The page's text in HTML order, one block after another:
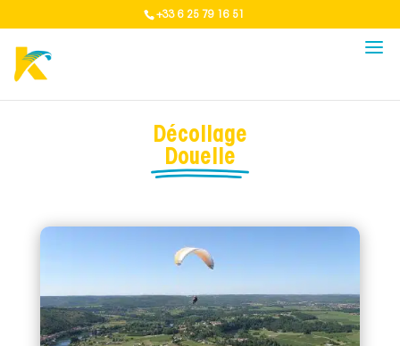
+33 6 25 79 16 51
Décollage
Douelle